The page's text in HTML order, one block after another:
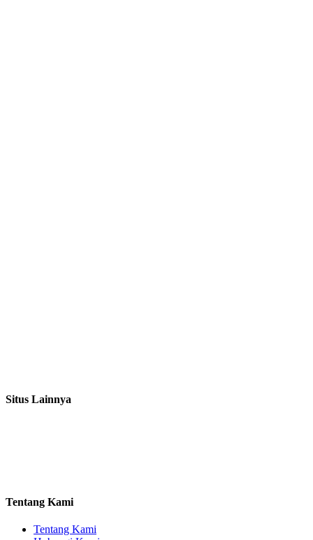
Situs Lainnya
Tentang Kami
Tentang Kami